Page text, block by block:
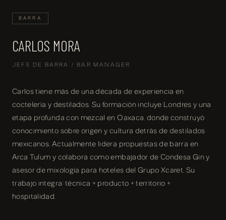
BARRA
CARLOS MORA
JEFE DE BARRA / BAR MANAGER
Carlos tiene más de una década de experiencia en
coctelería y destilados. Su formación incluye Londres y una
etapa profunda con mezcal en Oaxaca, donde construyó
conocimiento sobre origen y cultura detrás de destilados
mexicanos. Actualmente lidera propuestas de barra en
Arca Tulum y colabora como embajador de Condesa Gin y
asesor de mixología para hoteles del Grupo Xcaret. Su
trabajo integra: técnica + producto + territorio +
hospitalidad.